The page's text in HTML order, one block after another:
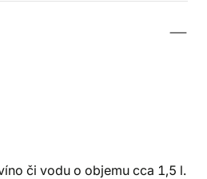
či vodu o objemu cca 1,5 l.